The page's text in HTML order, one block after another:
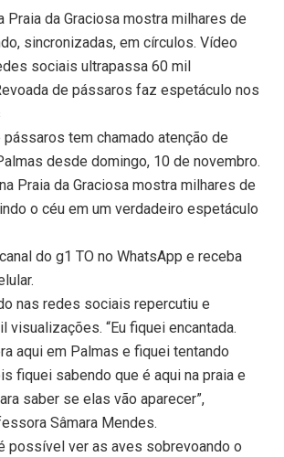
Praia da Graciosa mostra milhares de
sincronizadas, em círculos. Vídeo
sociais ultrapassa 60 mil
de pássaros faz espetáculo nos
pássaros tem chamado atenção de
desde domingo, 10 de novembro.
Praia da Graciosa mostra milhares de
o céu em um verdadeiro espetáculo
do g1 TO no WhatsApp e receba
nas redes sociais repercutiu e
visualizações. “Eu fiquei encantada.
aqui em Palmas e fiquei tentando
fiquei sabendo que é aqui na praia e
saber se elas vão aparecer”,
Sâmara Mendes.
possível ver as aves sobrevoando o